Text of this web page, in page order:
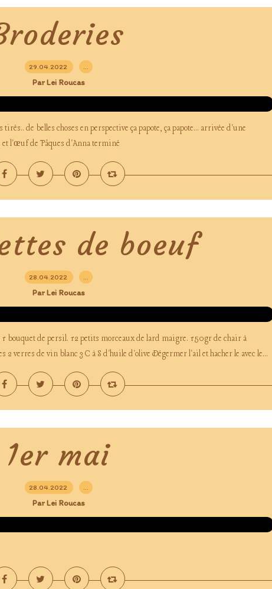
29.04.2022 …
Par Lei Roucas
de belles choses en perspective ça papote, ça papote... arrivée d'une
et l'œuf de Pâques d'Anna terminé
de boeuf
28.04.2022 …
Par Lei Roucas
bouquet de persil. 12 petits morceaux de lard maigre. 150gr de chair à
2 verres de vin blanc 3 C à S d'huile d'olive Dégermer l'ail et hacher le avec le...
1er mai
28.04.2022 …
Par Lei Roucas